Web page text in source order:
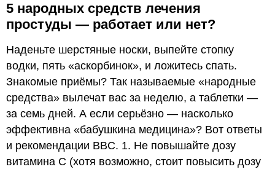
5 народных средств лечения
простуды — работает или нет?
Наденьте шерстяные носки, выпейте стопку
водки, пять «аскорбинок», и ложитесь спать.
Знакомые приёмы? Так называемые «народные
средства» вылечат вас за неделю, а таблетки —
за семь дней. А если серьёзно — насколько
эффективна «бабушкина медицина»? Вот ответы
и рекомендации BBC. 1. Не повышайте дозу
витамина С (хотя возможно, стоит повысить дозу